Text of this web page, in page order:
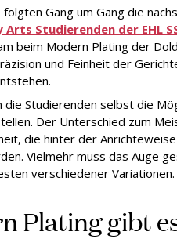
Gang um Gang die
Arts Studierenden der EHL
beim Modern Plating der
und Feinheit der
die Studierenden selbst die
Der Unterschied zum
die hinter der
Vielmehr muss das Auge
verschiedener Variationen.
Plating gibt